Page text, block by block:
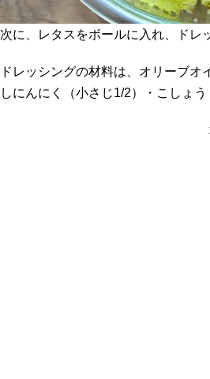
次に、レタスをボールに入れ、ドレ
ドレッシングの材料は、オリーブ
しにんにく（小さじ1/2）・こしょ